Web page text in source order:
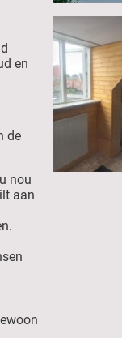
en
de
nou
aan